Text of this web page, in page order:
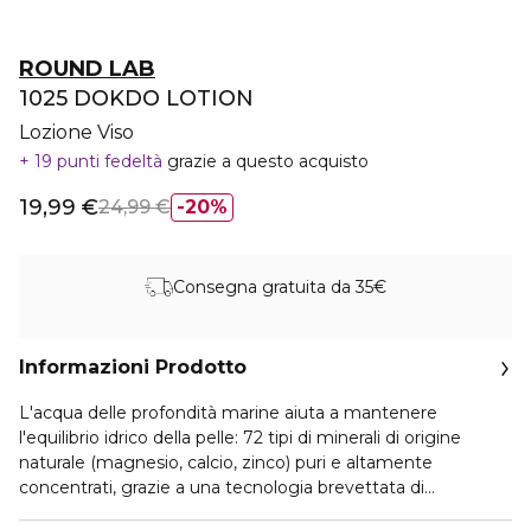
ROUND LAB
1025 DOKDO LOTION
Lozione Viso
19 punti fedeltà grazie a questo acquisto
20%
19,99 €24,99 €
Consegna gratuita da 35€
Informazioni Prodotto
L'acqua delle profondità marine aiuta a mantenere
l'equilibrio idrico della pelle: 72 tipi di minerali di origine
naturale (magnesio, calcio, zinco) puri e altamente
concentrati, grazie a una tecnologia brevettata di